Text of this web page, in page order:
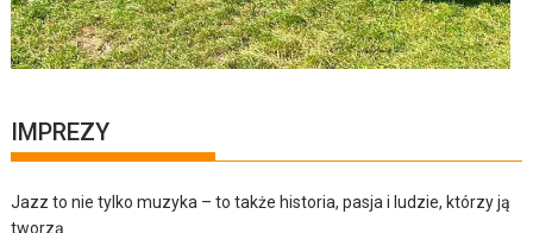
IMPREZY
Jazz to nie tylko muzyka – to także historia, pasja i ludzie, którzy ją
tworzą